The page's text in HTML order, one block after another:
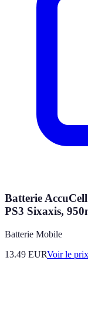
Batterie
PS3 Sixaxis,
Batterie Mobile
13.49 EURVoir le prix